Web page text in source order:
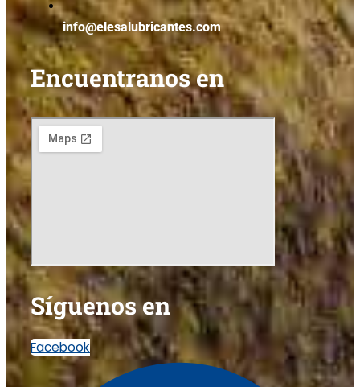
info@elesalubricantes.com
Encuentranos en
Síguenos en
Facebook